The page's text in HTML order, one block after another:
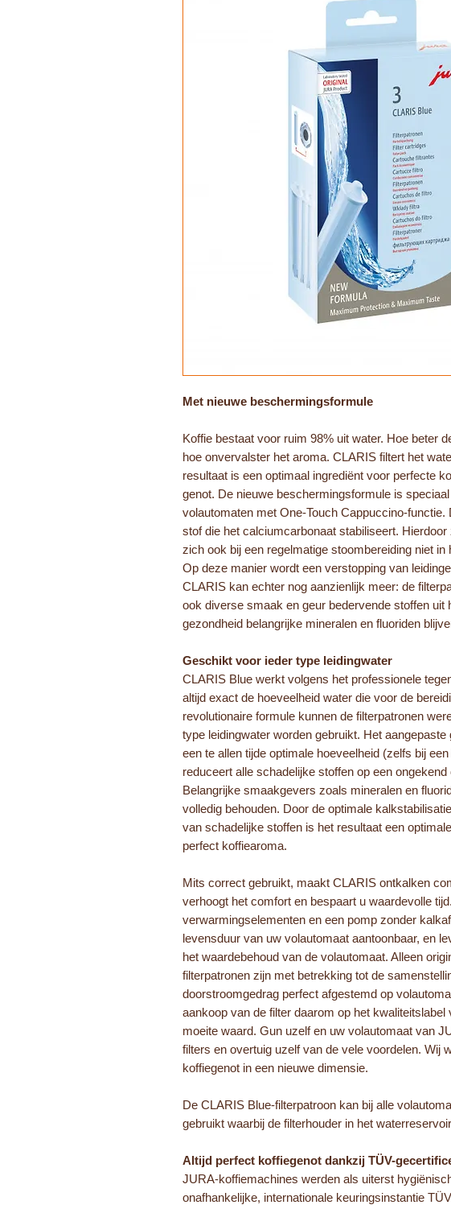
Met nieuwe beschermingsformule
Koffie bestaat voor ruim 98% uit water. Hoe beter
hoe onvervalster het aroma. CLARIS filtert het
resultaat is een optimaal ingrediënt voor perfecte
genot. De nieuwe beschermingsformule is
volautomaten met One-Touch Cappuccino-functie.
stof die het calciumcarbonaat stabiliseert.
zich ook bij een regelmatige stoombereiding niet in
Op deze manier wordt een verstopping van
CLARIS kan echter nog aanzienlijk meer: de
ook diverse smaak en geur bedervende stoffen uit
gezondheid belangrijke mineralen en fluoriden
Geschikt voor ieder type leidingwater
CLARIS Blue werkt volgens het professionele
altijd exact de hoeveelheid water die voor de
revolutionaire formule kunnen de filterpatronen
type leidingwater worden gebruikt. Het aangepaste
een te allen tijde optimale hoeveelheid (zelfs bij
reduceert alle schadelijke stoffen op een ongekend
Belangrijke smaakgevers zoals mineralen en
volledig behouden. Door de optimale
van schadelijke stoffen is het resultaat een
perfect koffiearoma.
Mits correct gebruikt, maakt CLARIS ontkalken
verhoogt het comfort en bespaart u waardevolle
verwarmingselementen en een pomp zonder
levensduur van uw volautomaat aantoonbaar, en
het waardebehoud van de volautomaat. Alleen
filterpatronen zijn met betrekking tot de
doorstroomgedrag perfect afgestemd op
aankoop van de filter daarom op het
moeite waard. Gun uzelf en uw volautomaat van
filters en overtuig uzelf van de vele voordelen. Wij
koffiegenot in een nieuwe dimensie.
De CLARIS Blue-filterpatroon kan bij alle
gebruikt waarbij de filterhouder in het
Altijd perfect koffiegenot dankzij TÜV-
JURA-koffiemachines werden als uiterst
onafhankelijke, internationale keuringsinstantie